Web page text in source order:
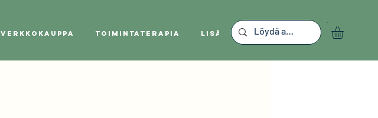
Verkkokauppa Toimintaterapia Lisää